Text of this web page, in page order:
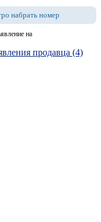
набрать номер
на
продавца (4)